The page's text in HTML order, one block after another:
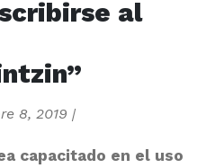
al
8, 2019 |
capacitado en el uso